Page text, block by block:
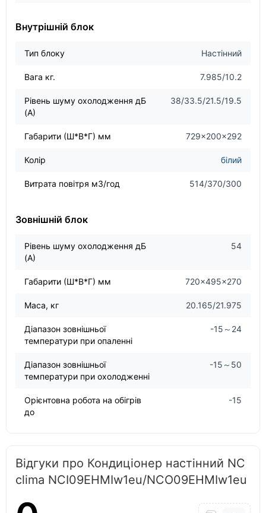
Внутрішній блок
Тип блоку Настінний
Вага кг. 7.985/10.2
Рівень шуму охолодження дБ
(А)
38/33.5/21.5/19.5
Габарити (Ш*В*Г) мм 729×200×292
Колір білий
Витрата повітря м3/год 514/370/300
Зовнішній блок
Рівень шуму охолодження дБ
(А)
54
Габарити (Ш*В*Г) мм 720×495×270
Маса, кг 20.165/21.975
Діапазон зовнішньої
температури при опаленні
-15～24
Діапазон зовнішньої
температури при охолодженні
-15～50
Орієнтовна робота на обігрів
до
-15
Відгуки про Кондиціонер настінний NC
clima NCI09EHMIw1eu/NCO09EHMIw1eu